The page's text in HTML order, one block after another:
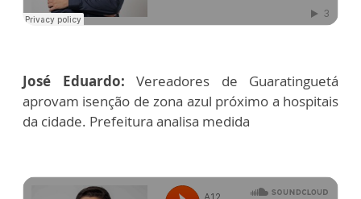
José Eduardo: Vereadores de Guaratinguetá
aprovam isenção de zona azul próximo a hospitais
da cidade. Prefeitura analisa medida